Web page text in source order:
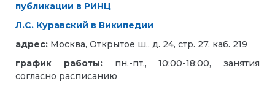
публикации в РИНЦ
Л.С. Куравский в Википедии
адрес: Москва, Открытое ш., д. 24, стр. 27, каб. 219
график работы:пн.-пт., 10:00-18:00, занятия
согласно расписанию